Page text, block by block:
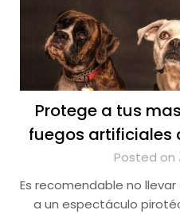
Protege a tus
fuegos artificiales
Posted on
Es recomendable no
a un espectáculo